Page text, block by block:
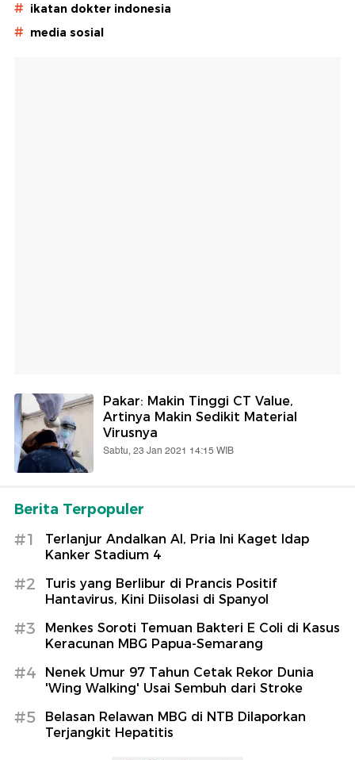
# ikatan dokter indonesia
# media sosial
Pakar: Makin Tinggi CT Value,
Artinya Makin Sedikit Material
Virusnya
Sabtu, 23 Jan 2021 14:15 WIB
Berita Terpopuler
#1
Terlanjur Andalkan AI, Pria Ini Kaget Idap
Kanker Stadium 4
#2
Turis yang Berlibur di Prancis Positif
Hantavirus, Kini Diisolasi di Spanyol
#3
Menkes Soroti Temuan Bakteri E Coli di Kasus
Keracunan MBG Papua-Semarang
#4
Nenek Umur 97 Tahun Cetak Rekor Dunia
'Wing Walking' Usai Sembuh dari Stroke
#5
Belasan Relawan MBG di NTB Dilaporkan
Terjangkit Hepatitis